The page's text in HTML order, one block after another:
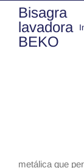
Bisagra
lavadora
BEKO
metálica que